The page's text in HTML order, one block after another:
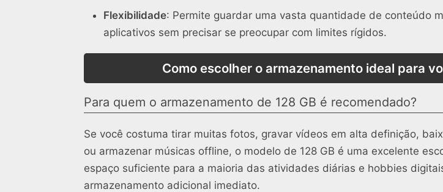
Flexibilidade: Permite guardar uma vasta quantidade de conteúdo
aplicativos sem precisar se preocupar com limites rígidos.
Como escolher o armazenamento ideal para
Para quem o armazenamento de 128 GB é recomendado?
Se você costuma tirar muitas fotos, gravar vídeos em alta definição,
ou armazenar músicas offline, o modelo de 128 GB é uma excelente
espaço suficiente para a maioria das atividades diárias e hobbies
armazenamento adicional imediato.